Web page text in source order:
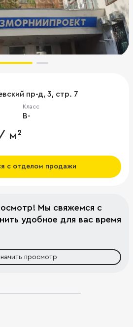
пр-д, 3, стр. 7
Класс
B-
м²
с отделом продажи
Мы свяжемся с
удобное для вас время
просмотр